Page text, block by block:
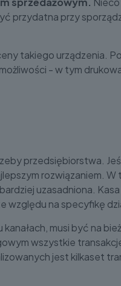
przydatna przy
takiego urządzenia.
- w tym
przedsiębiorstwa.
rozwiązaniem.
uzasadniona.
na specyfikę
musi być na
wszystkie
jest kilkaset